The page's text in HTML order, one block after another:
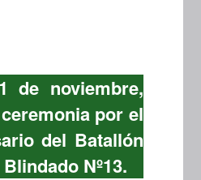
de noviembre,
por el
del Batallón
Nº13.